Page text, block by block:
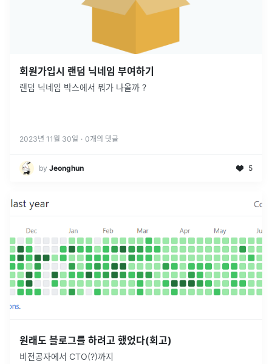
회원가입시 랜덤 닉네임 부여하기
랜덤 닉네임 박스에서 뭐가 나올까 ?
2023년 11월 30일 · 0개의 댓글
by Jeonghun 5
원래도 블로그를 하려고 했었다(회고)
비전공자에서 CTO(?)까지